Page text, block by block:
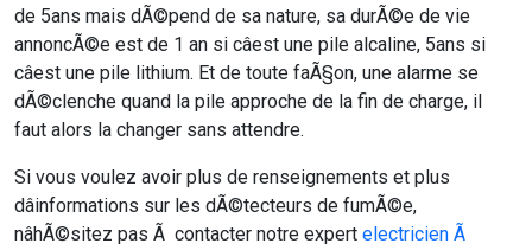
de 5ans mais dÃ©pend de sa nature, sa durÃ©e de vie
annoncÃ©e est de 1 an si câest une pile alcaline, 5ans si
câest une pile lithium. Et de toute faÃ§on, une alarme se
dÃ©clenche quand la pile approche de la fin de charge, il
faut alors la changer sans attendre.
Si vous voulez avoir plus de renseignements et plus
dâinformations sur les dÃ©tecteurs de fumÃ©e,
nâhÃ©sitez pas Ã contacter notre expert electricien Ã